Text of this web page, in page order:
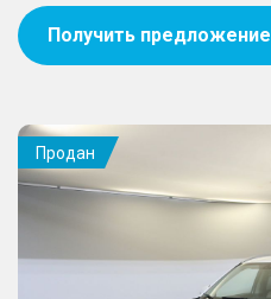
Получить предложение
Продан